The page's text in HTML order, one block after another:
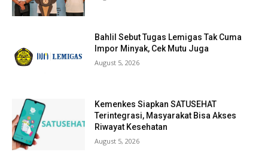
Bahlil Sebut Tugas Lemigas Tak Cuma
Impor Minyak, Cek Mutu Juga
August 5, 2026
Kemenkes Siapkan SATUSEHAT
Terintegrasi, Masyarakat Bisa Akses
Riwayat Kesehatan
August 5, 2026